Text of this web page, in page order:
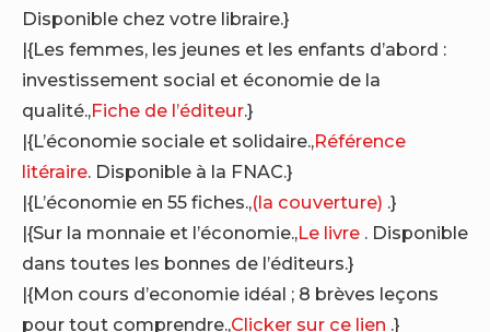
Disponible chez votre libraire.}
|{Les femmes, les jeunes et les enfants d’abord :
investissement social et économie de la
qualité.,Fiche de l’éditeur.}
|{L’économie sociale et solidaire.,Référence
litéraire. Disponible à la FNAC.}
|{L’économie en 55 fiches.,(la couverture) .}
|{Sur la monnaie et l’économie.,Le livre . Disponible
dans toutes les bonnes de l’éditeurs.}
|{Mon cours d’economie idéal ; 8 brèves leçons
pour tout comprendre.,Clicker sur ce lien .}